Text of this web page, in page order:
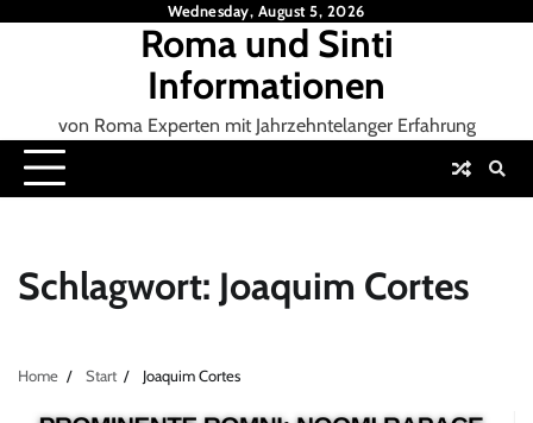
Wednesday, August 5, 2026
Roma und Sinti
Informationen
von Roma Experten mit Jahrzehntelanger Erfahrung
Schlagwort: Joaquim Cortes
Home Start Joaquim Cortes